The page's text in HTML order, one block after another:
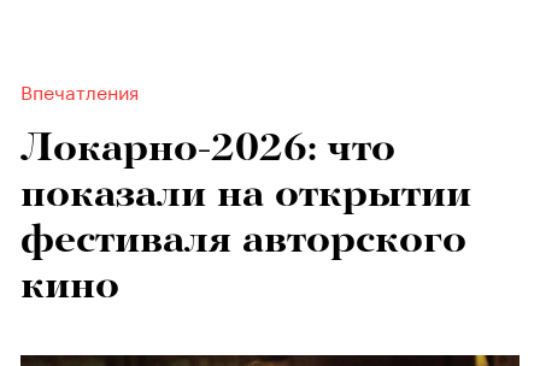
Впечатления
Локарно-2026: что
показали на открытии
фестиваля авторского
кино